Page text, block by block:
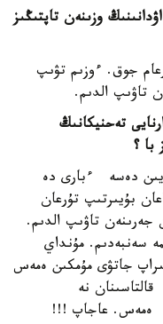
وزىنەن تاپتىڭىز
جوق. ءوزىم تۋىپ
تاۋىپ الدىم.
تەحنيكانىڭ
با ؟
دەسە ءبارى دە
بۇيىرتىپ تۇرعان
جەرىنەن تاۋىپ الدىم.
سەنبەدىم. مۇنداي
جاتۋى مۇمكىن ەمەس
نە
ەمەس. عاجاپ !!!